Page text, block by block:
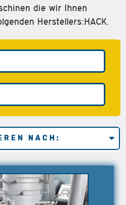
die wir Ihnen
Herstellers:HACK.